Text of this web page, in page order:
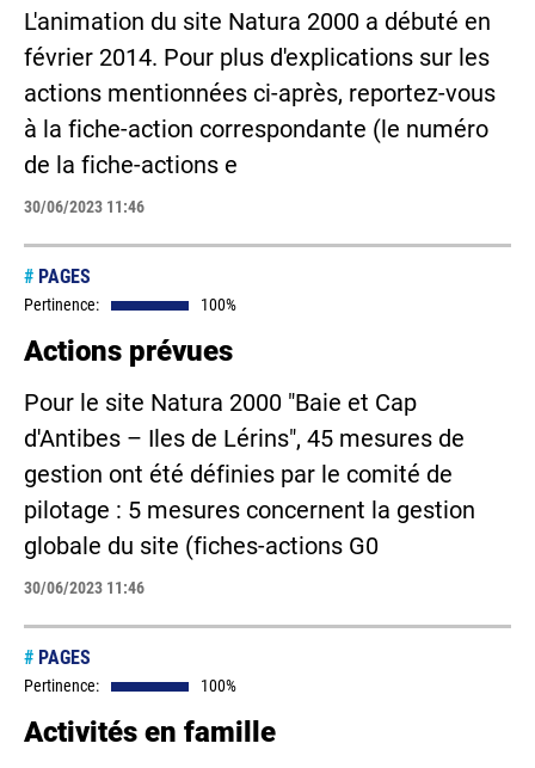
L'animation du site Natura 2000 a débuté en
février 2014. Pour plus d'explications sur les
actions mentionnées ci-après, reportez-vous
à la fiche-action correspondante (le numéro
de la fiche-actions e
30/06/2023 11:46
# PAGES
Pertinence: 100%
Actions prévues
Pour le site Natura 2000 "Baie et Cap
d'Antibes – Iles de Lérins", 45 mesures de
gestion ont été définies par le comité de
pilotage : 5 mesures concernent la gestion
globale du site (fiches-actions G0
30/06/2023 11:46
# PAGES
Pertinence: 100%
Activités en famille